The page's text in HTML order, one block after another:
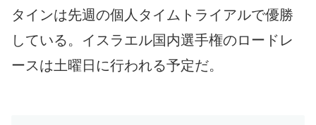
タインは先週の個人タイムトライアルで優勝
している。イスラエル国内選手権のロードレ
ースは土曜日に行われる予定だ。